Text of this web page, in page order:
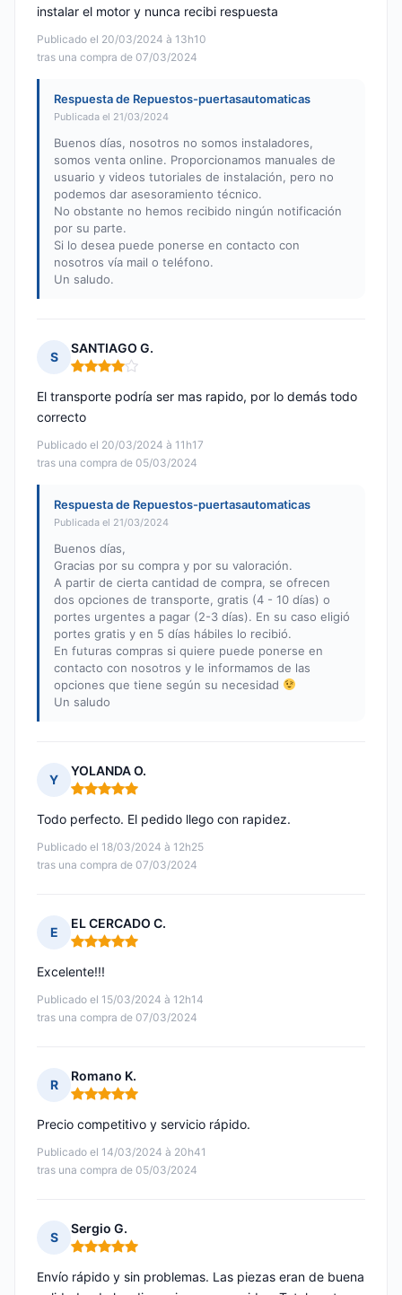
Publicado el 20/03/2024 à 13h10
tras una compra de 07/03/2024
instalar el motor y nunca recibi respuesta
Respuesta de Repuestos-puertasautomaticas
Publicada el 21/03/2024
Buenos días, nosotros no somos instaladores,
somos venta online. Proporcionamos manuales de
usuario y videos tutoriales de instalación, pero no
podemos dar asesoramiento técnico.
No obstante no hemos recibido ningún notificación
por su parte.
Si lo desea puede ponerse en contacto con
nosotros vía mail o teléfono.
Un saludo.
S
SANTIAGO G.
Nota: 4 de 5
Publicado el 20/03/2024 à 11h17
tras una compra de 05/03/2024
El transporte podría ser mas rapido, por lo demás todo
correcto
Respuesta de Repuestos-puertasautomaticas
Publicada el 21/03/2024
Buenos días,
Gracias por su compra y por su valoración.
A partir de cierta cantidad de compra, se ofrecen
dos opciones de transporte, gratis (4 - 10 días) o
portes urgentes a pagar (2-3 días). En su caso eligió
portes gratis y en 5 días hábiles lo recibió.
En futuras compras si quiere puede ponerse en
contacto con nosotros y le informamos de las
opciones que tiene según su necesidad
Un saludo
Y
YOLANDA O.
Nota: 5 de 5
Publicado el 18/03/2024 à 12h25
tras una compra de 07/03/2024
Todo perfecto. El pedido llego con rapidez.
E
EL CERCADO C.
Nota: 5 de 5
Publicado el 15/03/2024 à 12h14
tras una compra de 07/03/2024
Excelente!!!
R
Romano K.
Nota: 5 de 5
Publicado el 14/03/2024 à 20h41
tras una compra de 05/03/2024
Precio competitivo y servicio rápido.
S
Sergio G.
Nota: 5 de 5
Envío rápido y sin problemas. Las piezas eran de buena